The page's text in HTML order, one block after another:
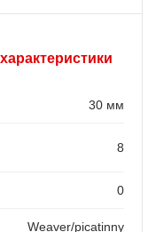
30 мм
8
0
Weaver/picatinny